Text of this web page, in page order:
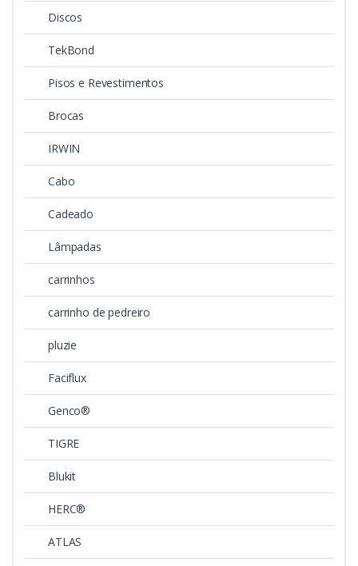
Discos
TekBond
Pisos e Revestimentos
Brocas
IRWIN
Cabo
Cadeado
Lâmpadas
carrinhos
carrinho de pedreiro
pluzie
Faciflux
Genco®
TIGRE
Blukit
HERC®
ATLAS